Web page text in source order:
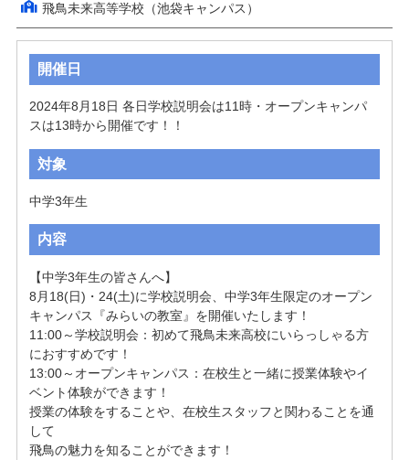
飛鳥未来高等学校（池袋キャンパス）
開催日
2024年8月18日 各日学校説明会は11時・オープンキャンパ
スは13時から開催です！！
対象
中学3年生
内容
【中学3年生の皆さんへ】
8月18(日)・24(土)に学校説明会、中学3年生限定のオープン
キャンパス『みらいの教室』を開催いたします！
11:00～学校説明会：初めて飛鳥未来高校にいらっしゃる方
におすすめです！
13:00～オープンキャンパス：在校生と一緒に授業体験やイ
ベント体験ができます！
授業の体験をすることや、在校生スタッフと関わることを通
して
飛鳥の魅力を知ることができます！